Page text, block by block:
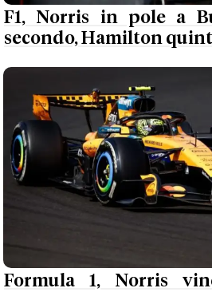
F1, Norris in pole a
secondo, Hamilton
Formula 1, Norris